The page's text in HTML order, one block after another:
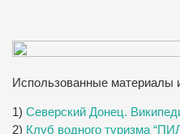
Использованные материалы
1) Северский Донец.
2) Клуб водного туризма